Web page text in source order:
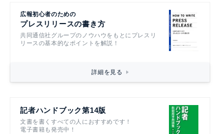
広報初心者のための
プレスリリースの書き方
共同通信社グループのノウハウをもとにプレスリ
リースの基本的なポイントを解説！
詳細を見る
記者ハンドブック第14版
文書を書くすべての人におすすめです！
電子書籍も発売中！